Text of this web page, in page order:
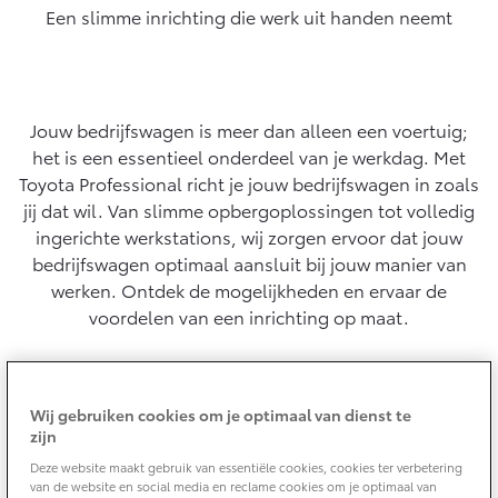
Vanaf € 31.895,- Vanaf € 32.995,-
Corolla Hatchback
HYBRIDE
Vanaf € 33.495,-
Corolla Touring Sports
HYBRIDE
Vanaf € 35.495,-
Airco check
Vakantiecheck
Hybride Zekerheid Controle
Toyota handleidingen
Toyota Service Informatie (SIL)
Toyota Pechhulp
Schade & Glasherstel
10 jaar Toyota garantie
Wat is Private Lease?
Bereken je maandbedrag
Private Lease voor ZZP
Financieren
Toyota Betaalplan
Thuislaadpakketten
Laadpas
Zakelijk
Toyota voor de zaak
Leaserijder
ZZP
Wagenparkbeheer
Leasen
Financial Lease
Operational Lease
Werkplaatsafspraak maken
Contact en Route
Schade melden
Bekijk de verwachte modellen
Een slimme inrichting die werk uit handen neemt
Jouw bedrijfswagen is meer dan alleen een voertuig;
het is een essentieel onderdeel van je werkdag. Met
Toyota Professional richt je jouw bedrijfswagen in zoals
jij dat wil. Van slimme opbergoplossingen tot volledig
ingerichte werkstations, wij zorgen ervoor dat jouw
bedrijfswagen optimaal aansluit bij jouw manier van
werken. Ontdek de mogelijkheden en ervaar de
voordelen van een inrichting op maat.
Oplossingen die precies aansluiten op jouw
werkzaamheden.
Wij gebruiken cookies om je optimaal van dienst te
zijn
Deze website maakt gebruik van essentiële cookies, cookies ter verbetering
van de website en social media en reclame cookies om je optimaal van